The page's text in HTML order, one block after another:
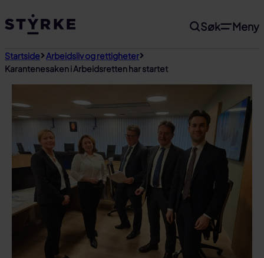
til
Søk Meny
Startside Arbeidsliv og rettigheter
Karantenesaken i Arbeidsretten har startet